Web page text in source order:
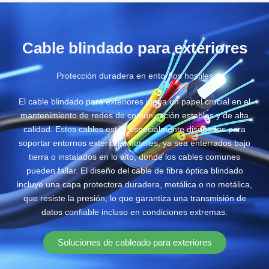
Cable blindado-TPU
Cable de microfibra
Cable blindado para exteriores
Protección duradera en entornos hostiles
El cable blindado para exteriores juega un papel crucial en el
mantenimiento de redes de comunicación estables y de alta
calidad. Estos cables están especialmente diseñados para
soportar entornos exteriores hostiles, ya sea enterrados bajo
tierra o instalados en lo alto, donde los cables comunes
pueden fallar. El diseño del cable de fibra óptica blindado
incluye una capa protectora duradera, metálica o no metálica,
que resiste la presión, lo que garantiza una transmisión de
datos confiable incluso en condiciones extremas.
Soluciones de cableado para exteriores